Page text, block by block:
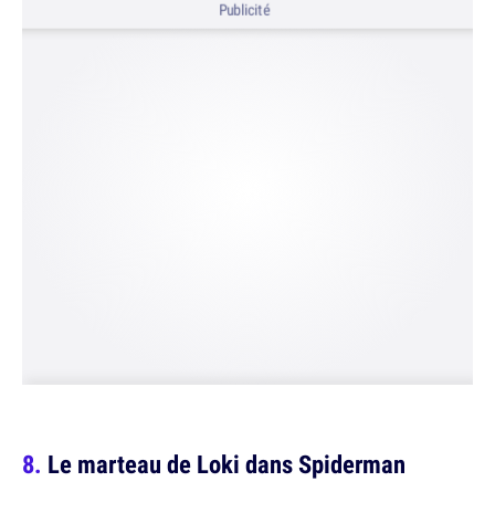
Publicité
Le marteau de Loki dans Spiderman